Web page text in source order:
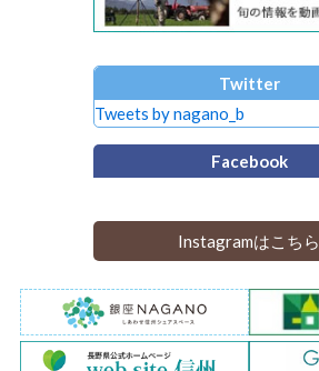
Twitter
Tweets by nagano_b
Facebook
Instagramはこちら